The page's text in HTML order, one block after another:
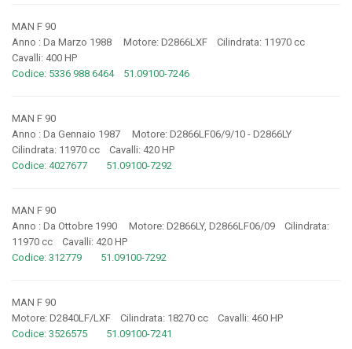
MAN F 90
Anno : Da Marzo 1988 Motore: D2866LXF Cilindrata: 11970 cc
Cavalli: 400 HP
Codice: 5336 988 6464 51.09100-7246
MAN F 90
Anno : Da Gennaio 1987 Motore: D2866LF06/9/10 - D2866LY
Cilindrata: 11970 cc Cavalli: 420 HP
Codice: 4027677 51.09100-7292
MAN F 90
Anno : Da Ottobre 1990 Motore: D2866LY, D2866LF06/09 Cilindrata:
11970 cc Cavalli: 420 HP
Codice: 312779 51.09100-7292
MAN F 90
Motore: D2840LF/LXF Cilindrata: 18270 cc Cavalli: 460 HP
Codice: 3526575 51.09100-7241